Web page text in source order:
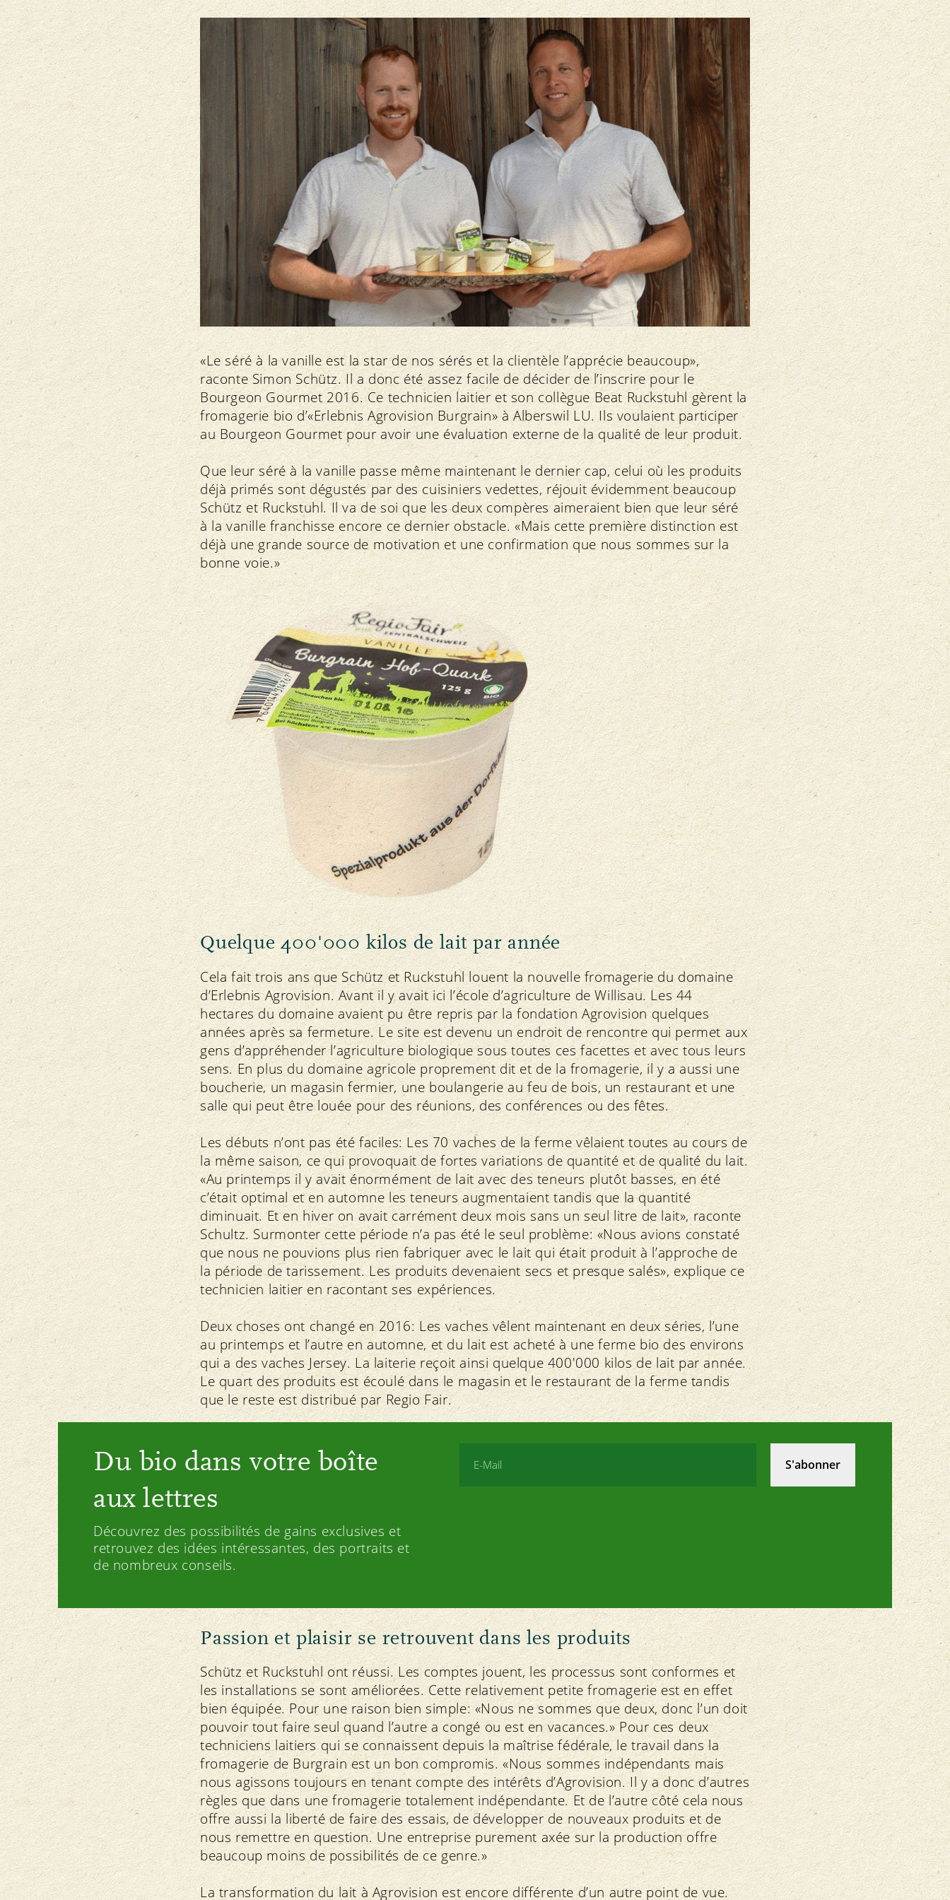
«Le séré à la vanille est la star de nos sérés et la clientèle l’apprécie beaucoup»,
raconte Simon Schütz. Il a donc été assez facile de décider de l’inscrire pour le
Bourgeon Gourmet 2016. Ce technicien laitier et son collègue Beat Ruckstuhl gèrent la
fromagerie bio d’«Erlebnis Agrovision Burgrain» à Alberswil LU. Ils voulaient participer
au Bourgeon Gourmet pour avoir une évaluation externe de la qualité de leur produit.
Que leur séré à la vanille passe même maintenant le dernier cap, celui où les produits
déjà primés sont dégustés par des cuisiniers vedettes, réjouit évidemment beaucoup
Schütz et Ruckstuhl. Il va de soi que les deux compères aimeraient bien que leur séré
à la vanille franchisse encore ce dernier obstacle. «Mais cette première distinction est
déjà une grande source de motivation et une confirmation que nous sommes sur la
bonne voie.»
Quelque 400'000 kilos de lait par année
Cela fait trois ans que Schütz et Ruckstuhl louent la nouvelle fromagerie du domaine
d’Erlebnis Agrovision. Avant il y avait ici l’école d’agriculture de Willisau. Les 44
hectares du domaine avaient pu être repris par la fondation Agrovision quelques
années après sa fermeture. Le site est devenu un endroit de rencontre qui permet aux
gens d’appréhender l’agriculture biologique sous toutes ces facettes et avec tous leurs
sens. En plus du domaine agricole proprement dit et de la fromagerie, il y a aussi une
boucherie, un magasin fermier, une boulangerie au feu de bois, un restaurant et une
salle qui peut être louée pour des réunions, des conférences ou des fêtes.
Les débuts n’ont pas été faciles: Les 70 vaches de la ferme vêlaient toutes au cours de
la même saison, ce qui provoquait de fortes variations de quantité et de qualité du lait.
«Au printemps il y avait énormément de lait avec des teneurs plutôt basses, en été
c’était optimal et en automne les teneurs augmentaient tandis que la quantité
diminuait. Et en hiver on avait carrément deux mois sans un seul litre de lait», raconte
Schultz. Surmonter cette période n’a pas été le seul problème: «Nous avions constaté
que nous ne pouvions plus rien fabriquer avec le lait qui était produit à l’approche de
la période de tarissement. Les produits devenaient secs et presque salés», explique ce
technicien laitier en racontant ses expériences.
Deux choses ont changé en 2016: Les vaches vêlent maintenant en deux séries, l’une
au printemps et l’autre en automne, et du lait est acheté à une ferme bio des environs
qui a des vaches Jersey. La laiterie reçoit ainsi quelque 400'000 kilos de lait par année.
Le quart des produits est écoulé dans le magasin et le restaurant de la ferme tandis
que le reste est distribué par Regio Fair.
Du bio dans votre boîte
aux lettres
Découvrez des possibilités de gains exclusives et
retrouvez des idées intéressantes, des portraits et
de nombreux conseils.
Passion et plaisir se retrouvent dans les produits
Schütz et Ruckstuhl ont réussi. Les comptes jouent, les processus sont conformes et
les installations se sont améliorées. Cette relativement petite fromagerie est en effet
bien équipée. Pour une raison bien simple: «Nous ne sommes que deux, donc l’un doit
pouvoir tout faire seul quand l’autre a congé ou est en vacances.» Pour ces deux
techniciens laitiers qui se connaissent depuis la maîtrise fédérale, le travail dans la
fromagerie de Burgrain est un bon compromis. «Nous sommes indépendants mais
nous agissons toujours en tenant compte des intérêts d’Agrovision. Il y a donc d’autres
règles que dans une fromagerie totalement indépendante. Et de l’autre côté cela nous
offre aussi la liberté de faire des essais, de développer de nouveaux produits et de
nous remettre en question. Une entreprise purement axée sur la production offre
beaucoup moins de possibilités de ce genre.»
La transformation du lait à Agrovision est encore différente d’un autre point de vue.